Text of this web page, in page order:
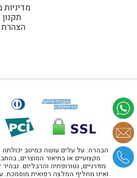
הצהרת
הבהרה: על עלים עושה כמיטב
מקצועיים או בתיאור המוצרים,
מודרניים, נטורופתיה והרבליזם.
ואינו מחליף המלצה רפואית מוסמכת.